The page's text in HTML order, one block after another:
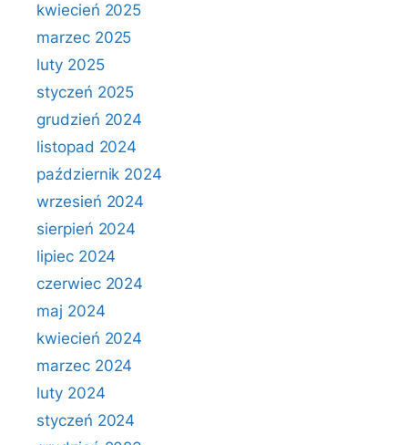
kwiecień 2025
marzec 2025
luty 2025
styczeń 2025
grudzień 2024
listopad 2024
październik 2024
wrzesień 2024
sierpień 2024
lipiec 2024
czerwiec 2024
maj 2024
kwiecień 2024
marzec 2024
luty 2024
styczeń 2024